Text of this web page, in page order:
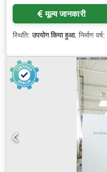
मूल्य जानकारी
स्थिति:उपयोग किया हुआ, निर्माण वर्ष: